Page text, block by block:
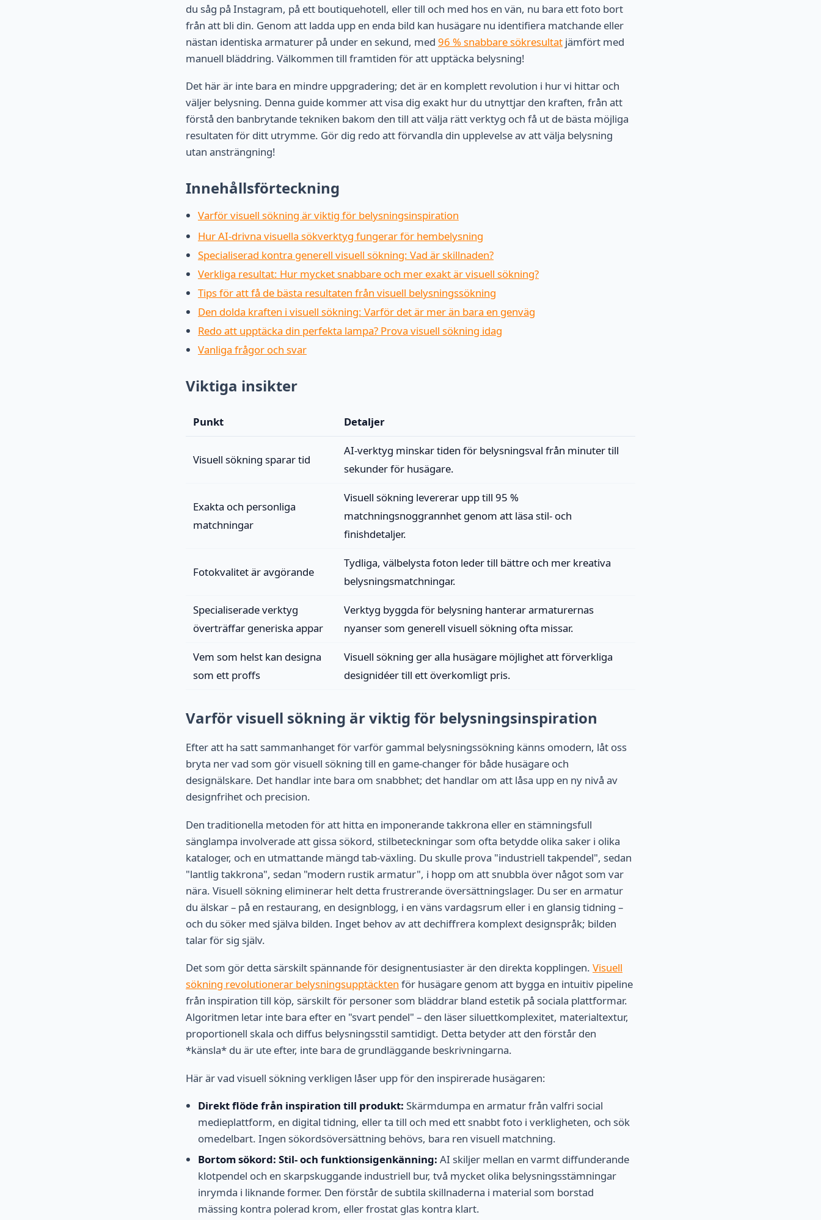
du såg på Instagram, på ett boutiquehotell, eller till och med hos en vän, nu bara ett foto bort
från att bli din. Genom att ladda upp en enda bild kan husägare nu identifiera matchande eller
nästan identiska armaturer på under en sekund, med 96 % snabbare sökresultat jämfört med
manuell bläddring. Välkommen till framtiden för att upptäcka belysning!
Det här är inte bara en mindre uppgradering; det är en komplett revolution i hur vi hittar och
väljer belysning. Denna guide kommer att visa dig exakt hur du utnyttjar den kraften, från att
förstå den banbrytande tekniken bakom den till att välja rätt verktyg och få ut de bästa möjliga
resultaten för ditt utrymme. Gör dig redo att förvandla din upplevelse av att välja belysning
utan ansträngning!
Innehållsförteckning
Varför visuell sökning är viktig för belysningsinspiration
Hur AI-drivna visuella sökverktyg fungerar för hembelysning
Specialiserad kontra generell visuell sökning: Vad är skillnaden?
Verkliga resultat: Hur mycket snabbare och mer exakt är visuell sökning?
Tips för att få de bästa resultaten från visuell belysningssökning
Den dolda kraften i visuell sökning: Varför det är mer än bara en genväg
Redo att upptäcka din perfekta lampa? Prova visuell sökning idag
Vanliga frågor och svar
Viktiga insikter
Punkt Detaljer
Visuell sökning sparar tid
AI-verktyg minskar tiden för belysningsval från minuter till
sekunder för husägare.
Exakta och personliga
matchningar
Visuell sökning levererar upp till 95 %
matchningsnoggrannhet genom att läsa stil- och
finishdetaljer.
Fotokvalitet är avgörande
Tydliga, välbelysta foton leder till bättre och mer kreativa
belysningsmatchningar.
Specialiserade verktyg
överträffar generiska appar
Verktyg byggda för belysning hanterar armaturernas
nyanser som generell visuell sökning ofta missar.
Vem som helst kan designa
som ett proffs
Visuell sökning ger alla husägare möjlighet att förverkliga
designidéer till ett överkomligt pris.
Varför visuell sökning är viktig för belysningsinspiration
Efter att ha satt sammanhanget för varför gammal belysningssökning känns omodern, låt oss
bryta ner vad som gör visuell sökning till en game-changer för både husägare och
designälskare. Det handlar inte bara om snabbhet; det handlar om att låsa upp en ny nivå av
designfrihet och precision.
Den traditionella metoden för att hitta en imponerande takkrona eller en stämningsfull
sänglampa involverade att gissa sökord, stilbeteckningar som ofta betydde olika saker i olika
kataloger, och en utmattande mängd tab-växling. Du skulle prova "industriell takpendel", sedan
"lantlig takkrona", sedan "modern rustik armatur", i hopp om att snubbla över något som var
nära. Visuell sökning eliminerar helt detta frustrerande översättningslager. Du ser en armatur
du älskar – på en restaurang, en designblogg, i en väns vardagsrum eller i en glansig tidning –
och du söker med själva bilden. Inget behov av att dechiffrera komplext designspråk; bilden
talar för sig själv.
Det som gör detta särskilt spännande för designentusiaster är den direkta kopplingen. Visuell
sökning revolutionerar belysningsupptäckten för husägare genom att bygga en intuitiv pipeline
från inspiration till köp, särskilt för personer som bläddrar bland estetik på sociala plattformar.
Algoritmen letar inte bara efter en "svart pendel" – den läser siluettkomplexitet, materialtextur,
proportionell skala och diffus belysningsstil samtidigt. Detta betyder att den förstår den
*känsla* du är ute efter, inte bara de grundläggande beskrivningarna.
Här är vad visuell sökning verkligen låser upp för den inspirerade husägaren:
Direkt flöde från inspiration till produkt: Skärmdumpa en armatur från valfri social
medieplattform, en digital tidning, eller ta till och med ett snabbt foto i verkligheten, och sök
omedelbart. Ingen sökordsöversättning behövs, bara ren visuell matchning.
Bortom sökord: Stil- och funktionsigenkänning: AI skiljer mellan en varmt diffunderande
klotpendel och en skarpskuggande industriell bur, två mycket olika belysningsstämningar
inrymda i liknande former. Den förstår de subtila skillnaderna i material som borstad
mässing kontra polerad krom, eller frostat glas kontra klart.